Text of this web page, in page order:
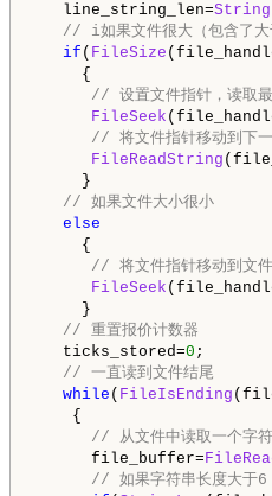
line_string_len=
// i如果文件很大（包含了
if ( FileSize
{
// 设置文件指针，读
FileSeek
// 将文件指针移动到下
FileReadString
}
// 如果文件大小很小
else
{
// 将文件指针移动到文
FileSeek
}
// 重置报价计数器
ticks_stored=0 ;
// 一直读到文件结尾
while ( FileIsEnding
{
// 从文件中读取一个字
file_buffer=
// 如果字符串长度大于6